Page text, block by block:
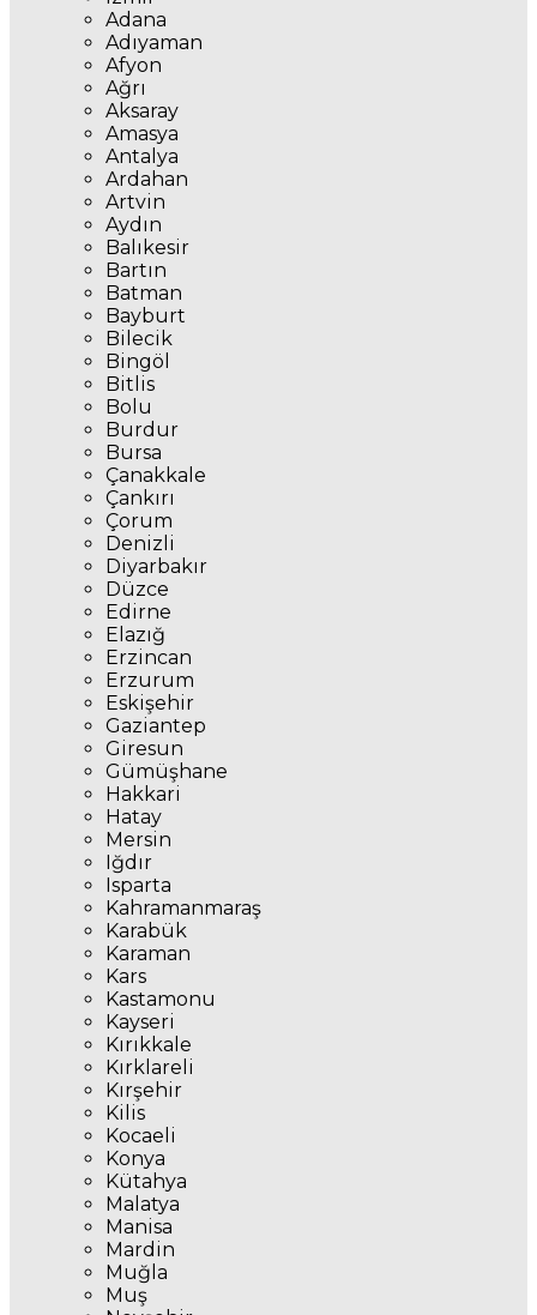
Adana
Adıyaman
Afyon
Ağrı
Aksaray
Amasya
Antalya
Ardahan
Artvin
Aydın
Balıkesir
Bartın
Batman
Bayburt
Bilecik
Bingöl
Bitlis
Bolu
Burdur
Bursa
Çanakkale
Çankırı
Çorum
Denizli
Diyarbakır
Düzce
Edirne
Elazığ
Erzincan
Erzurum
Eskişehir
Gaziantep
Giresun
Gümüşhane
Hakkari
Hatay
Mersin
Iğdır
Isparta
Kahramanmaraş
Karabük
Karaman
Kars
Kastamonu
Kayseri
Kırıkkale
Kırklareli
Kırşehir
Kilis
Kocaeli
Konya
Kütahya
Malatya
Manisa
Mardin
Muğla
Muş